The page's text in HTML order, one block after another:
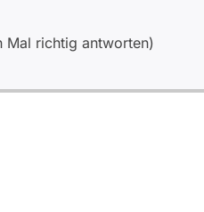
Mal richtig antworten)